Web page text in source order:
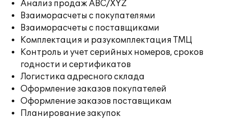
Анализ продаж ABC/XYZ
Взаиморасчеты с покупателями
Взаиморасчеты с поставщиками
Комплектация и разукомплектация ТМЦ
Контроль и учет серийных номеров, сроков
годности и сертификатов
Логистика адресного склада
Оформление заказов покупателей
Оформление заказов поставщикам
Планирование закупок